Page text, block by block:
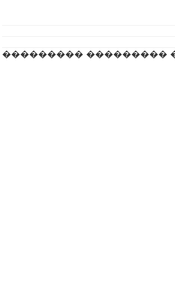
��������� ���������